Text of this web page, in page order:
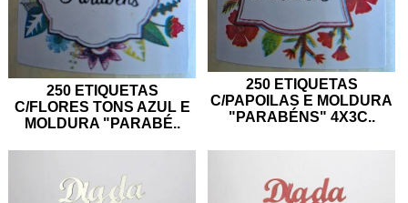
250 ETIQUETAS
C/FLORES TONS AZUL E
MOLDURA "PARABÉ..
250 ETIQUETAS
C/PAPOILAS E MOLDURA
"PARABÉNS" 4X3C..